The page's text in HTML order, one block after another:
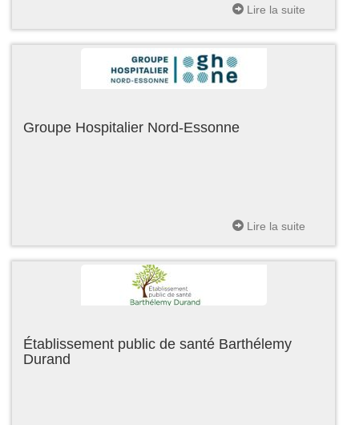
Lire la suite
Groupe Hospitalier Nord-Essonne
Lire la suite
Établissement public de santé Barthélemy
Durand